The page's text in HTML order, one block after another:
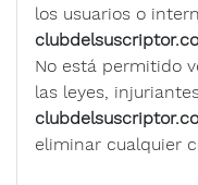
los usuarios o
No está permitido
las leyes,
eliminar cualquier